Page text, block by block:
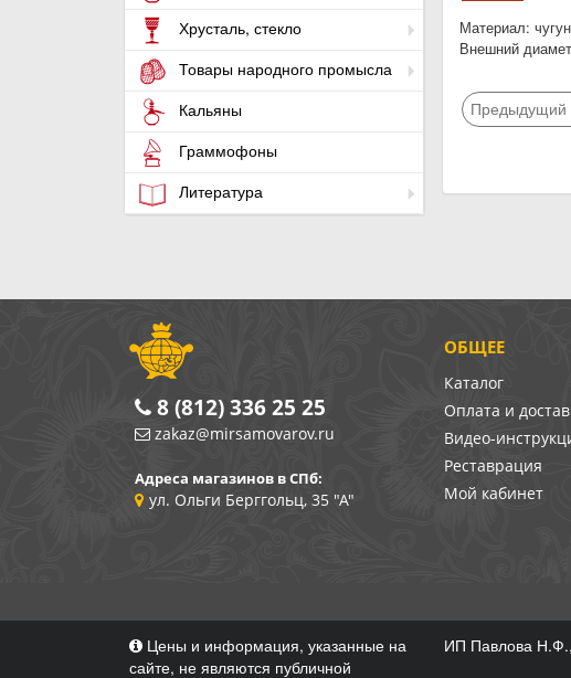
Хрусталь, стекло
Товары народного промысла
Кальяны
Граммофоны
Литература
Материал: чугун
Внешний
Предыдущий
ОБЩЕЕ
Каталог
Оплата и
Видео-
Реставрация
Мой кабинет
8 (812) 336 25 25
zakaz@mirsamovarov.ru
Адреса магазинов в СПб:
ул. Ольги Берггольц, 35 "А"
Цены и информация, указанные на
сайте, не являются публичной
ИП Павлова